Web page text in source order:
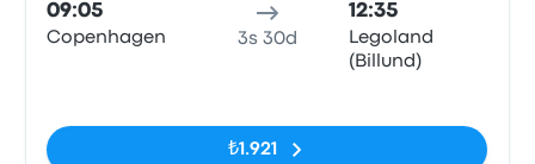
09:05
Copenhagen 3s 30d
12:35
Legoland
(Billund)
₺1.921